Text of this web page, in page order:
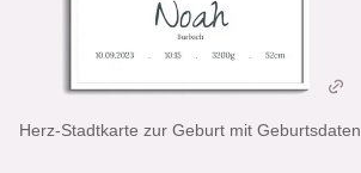
Herz-Stadtkarte zur Geburt mit Geburtsdaten